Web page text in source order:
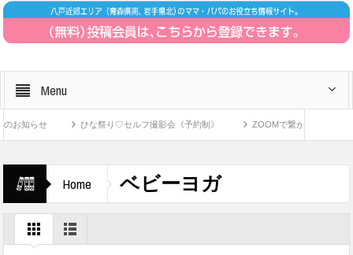
Menu
知らせ ひな祭り♡セルフ撮影会《予約制》 ZOOMで繋がる！〜11月
Home ベビーヨガ